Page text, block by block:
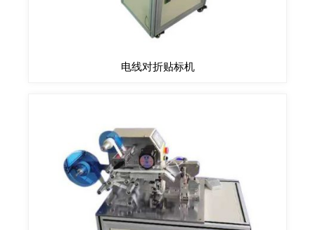
电线对折贴标机